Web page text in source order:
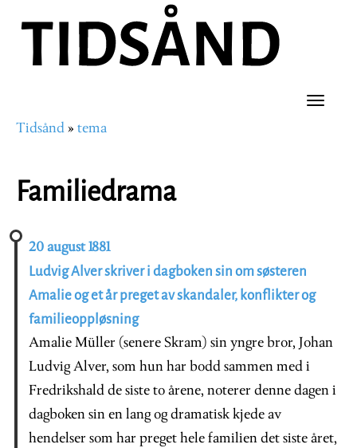
hovedinnhold
Toggle
Navigasjonssti
Tidsånd tema
Familiedrama
20 august 1881
Ludvig Alver skriver i dagboken sin om søsteren
Amalie og et år preget av skandaler, konflikter og
familieoppløsning
Amalie Müller (senere Skram) sin yngre bror, Johan
Ludvig Alver, som hun har bodd sammen med i
Fredrikshald de siste to årene, noterer denne dagen i
dagboken sin en lang og dramatisk kjede av
hendelser som har preget hele familien det siste året,